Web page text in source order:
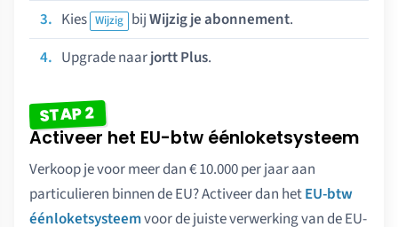
Kies Wijzig bijWijzig je abonnement.
Upgrade naarjortt Plus.
STAP 2
Activeer het EU-btw éénloketsysteem
Verkoop je voor meer dan € 10.000 per jaar aan
particulieren binnen de EU? Activeer dan hetEU-btw
éénloketsysteemvoor de juiste verwerking van de EU-